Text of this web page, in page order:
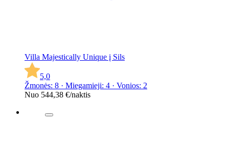
Villa Majestically Unique į Sils
5,0
Žmonės: 8 · Miegamieji: 4 · Vonios: 2
Nuo 544,38 €/naktis